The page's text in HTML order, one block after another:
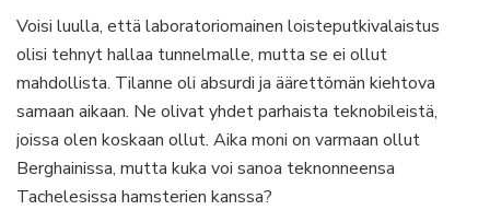
Voisi luulla, että laboratoriomainen loisteputkivalaistus
olisi tehnyt hallaa tunnelmalle, mutta se ei ollut
mahdollista. Tilanne oli absurdi ja äärettömän kiehtova
samaan aikaan. Ne olivat yhdet parhaista teknobileistä,
joissa olen koskaan ollut. Aika moni on varmaan ollut
Berghainissa, mutta kuka voi sanoa teknonneensa
Tachelesissa hamsterien kanssa?